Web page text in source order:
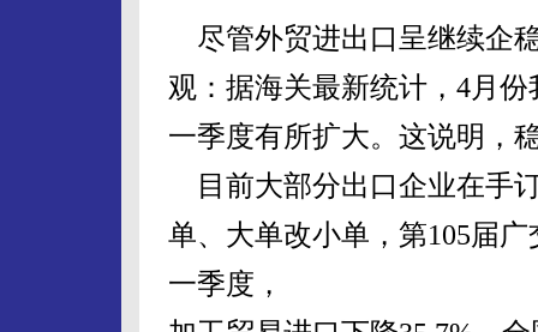
尽管外贸进出口呈继续企
观：据海关最新统计，4月
一季度有所扩大。这说明，
目前大部分出口企业在手
单、大单改小单，第105届
一季度，